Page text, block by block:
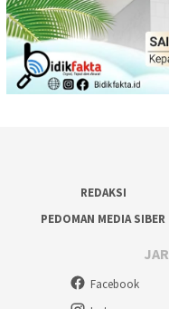
REDAKSI
PEDOMAN MEDIA SIBER
Facebook